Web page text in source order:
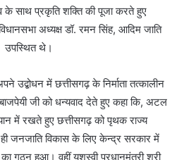
के साथ प्रकृति शक्ति की पूजा करते हुए
अध्यक्ष डॉ. रमन सिंह, आदिम जाति
उपस्थित थे।
उद्बोधन में छत्तीसगढ़ के निर्माता तत्कालीन
जी को धन्यवाद देते हुए कहा कि, अटल
में रखते हुए छत्तीसगढ़ को पृथक राज्य
जनजाति विकास के लिए केन्द्र सरकार में
गठन हुआ। वहीं यशस्वी प्रधानमंत्री श्री